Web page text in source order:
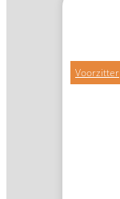
Voorzitter